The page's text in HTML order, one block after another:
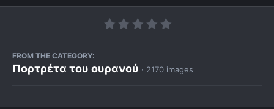
FROM THE CATEGORY:
Πορτρέτα του ουρανού · 2170 images